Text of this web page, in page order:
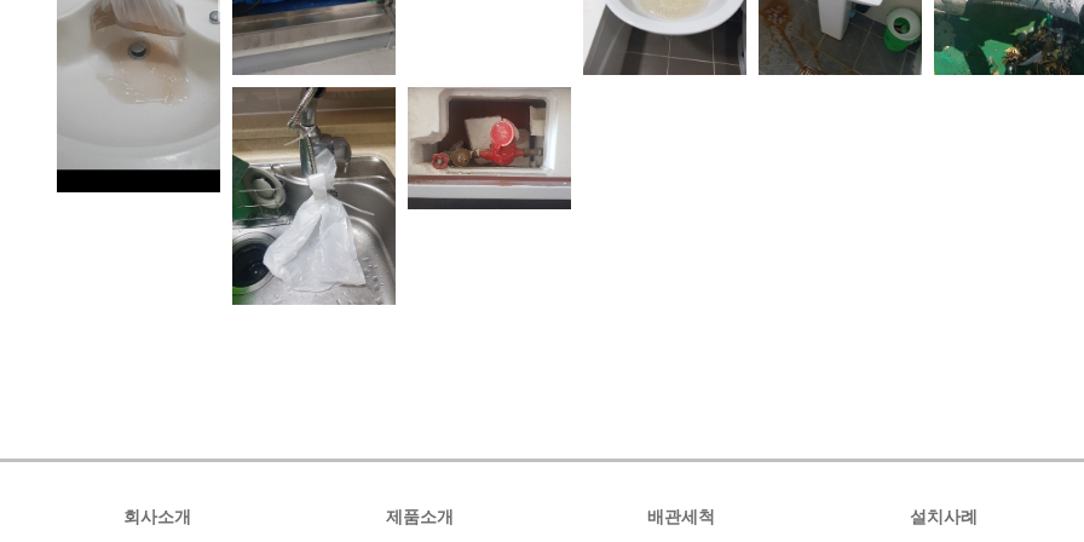
회사소개 제품소개 배관세척 설치사례